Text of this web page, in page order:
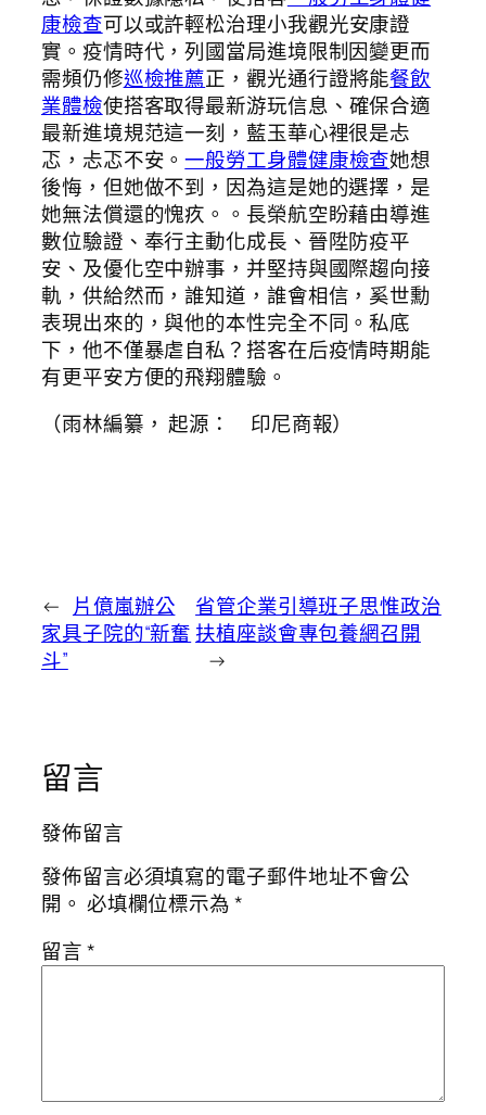
康檢查可以或許輕松治理小我觀光安康證
實。疫情時代，列國當局進境限制因變更而
需頻仍修巡檢推薦正，觀光通行證將能餐飲
業體檢使搭客取得最新游玩信息、確保合適
最新進境規范這一刻，藍玉華心裡很是忐
忑，忐忑不安。一般勞工身體健康檢查她想
後悔，但她做不到，因為這是她的選擇，是
她無法償還的愧疚。。長榮航空盼藉由導進
數位驗證、奉行主動化成長、晉陞防疫平
安、及優化空中辦事，并堅持與國際趨向接
軌，供給然而，誰知道，誰會相信，奚世勳
表現出來的，與他的本性完全不同。私底
下，他不僅暴虐自私？搭客在后疫情時期能
有更平安方便的飛翔體驗。
（雨林編纂， 起源： 印尼商報）
← 片億嵐辦公
家具子院的“新奮
斗”
省管企業引導班子思惟政治
扶植座談會專包養網召開
→
留言
發佈留言
發佈留言必須填寫的電子郵件地址不會公
開。 必填欄位標示為*
留言*